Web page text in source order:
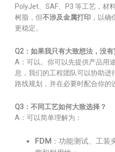
PolyJet、SAF、P3 等工艺，材
树脂，但不涉及金属打印 ，以确
更稳定。
Q2：如果我只有大致想法，没
A：可以。你可以先提供产品用
息，我们的工程团队可以协助
路线规划，并在必要时配合你的
Q3：不同工艺如何大致选择？
A：可以简单理解为：
FDM ：功能测试、工装